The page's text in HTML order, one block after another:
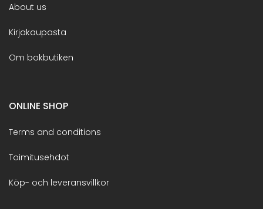
About us
Kirjakaupasta
Om bokbutiken
ONLINE SHOP
Terms and conditions
Toimitusehdot
Köp- och leveransvillkor